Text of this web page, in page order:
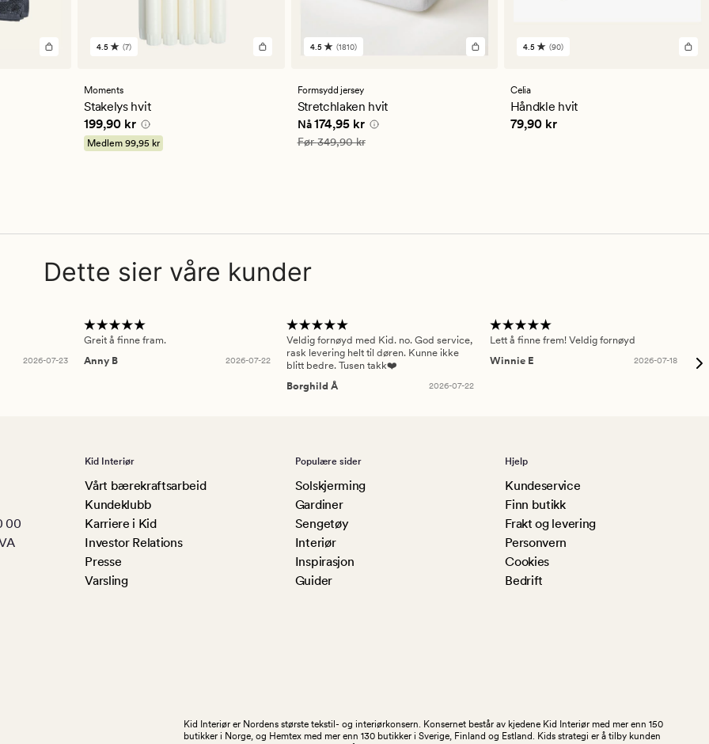
7
en
gjennomsnittlig
vurdering
på
4.5
4.5 (7)
Moments
Stakelys hvit
Pris 199,90 kr
199,90 kr
Medlem99,95 kr
1810
en
gjennomsnittlig
vurdering
på
4.5
4.5 (1810)
Formsydd jersey
Stretchlaken hvit
Nåværende pris
Nå 174,95 kr
Vanlig pris 349,90 kr
Før349,90 kr
90
en
gjennomsnittlig
vurdering
på
4.5 (90)
Celia
Håndkle hvit
Pris 79,90 kr
79,90 kr
Dette sier våre kunder
2026-07-23
Greit å finne fram.
Anny B
2026-07-22
Veldig fornøyd med Kid. no. God service,
rask levering helt til døren. Kunne ikke
blitt bedre. Tusen takk❤️
Borghild Å
2026-07-22
Lett å finne frem! Veldig fornøyd
Winnie E
2026-07-18
00
Kid Interiør
Vårt bærekraftsarbeid
Kundeklubb
Karriere i Kid
Investor Relations
Presse
Varsling
Populære sider
Solskjerming
Gardiner
Sengetøy
Interiør
Inspirasjon
Guider
Hjelp
Kundeservice
Finn butikk
Frakt og levering
Personvern
Cookies
Bedrift
Kid Interiør er Nordens største tekstil- og interiørkonsern. Konsernet består av kjedene Kid Interiør med mer enn 150
butikker i Norge, og Hemtex med mer enn 130 butikker i Sverige, Finland og Estland. Kids strategi er å tilby kunden